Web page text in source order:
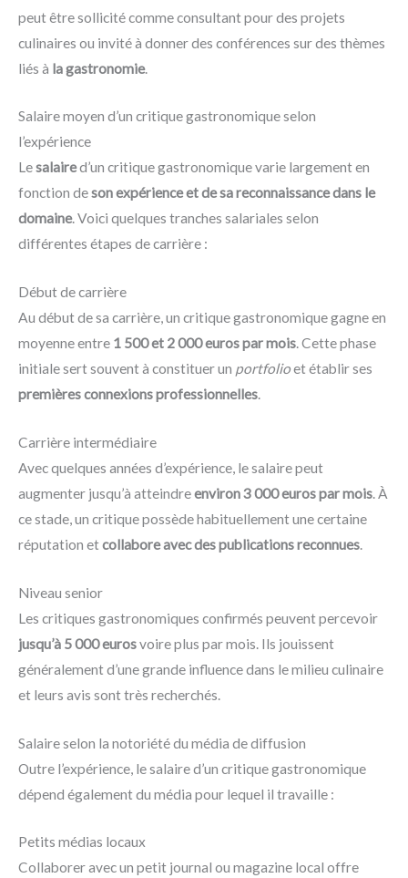
peut être sollicité comme consultant pour des projets
culinaires ou invité à donner des conférences sur des thèmes
liés à la gastronomie.
Salaire moyen d’un critique gastronomique selon
l’expérience
Lesalaired’un critique gastronomique varie largement en
fonction deson expérience et de sa reconnaissance dans le
domaine. Voici quelques tranches salariales selon
différentes étapes de carrière :
Début de carrière
Au début de sa carrière, un critique gastronomique gagne en
moyenne entre 1 500 et 2 000 euros par mois. Cette phase
initiale sert souvent à constituer un portfolioet établir ses
premières connexions professionnelles.
Carrière intermédiaire
Avec quelques années d’expérience, le salaire peut
augmenter jusqu’à atteindreenviron 3 000 euros par mois. À
ce stade, un critique possède habituellement une certaine
réputation etcollabore avec des publications reconnues.
Niveau senior
Les critiques gastronomiques confirmés peuvent percevoir
jusqu’à 5 000 eurosvoire plus par mois. Ils jouissent
généralement d’une grande influence dans le milieu culinaire
et leurs avis sont très recherchés.
Salaire selon la notoriété du média de diffusion
Outre l’expérience, le salaire d’un critique gastronomique
dépend également du média pour lequel il travaille :
Petits médias locaux
Collaborer avec un petit journal ou magazine local offre